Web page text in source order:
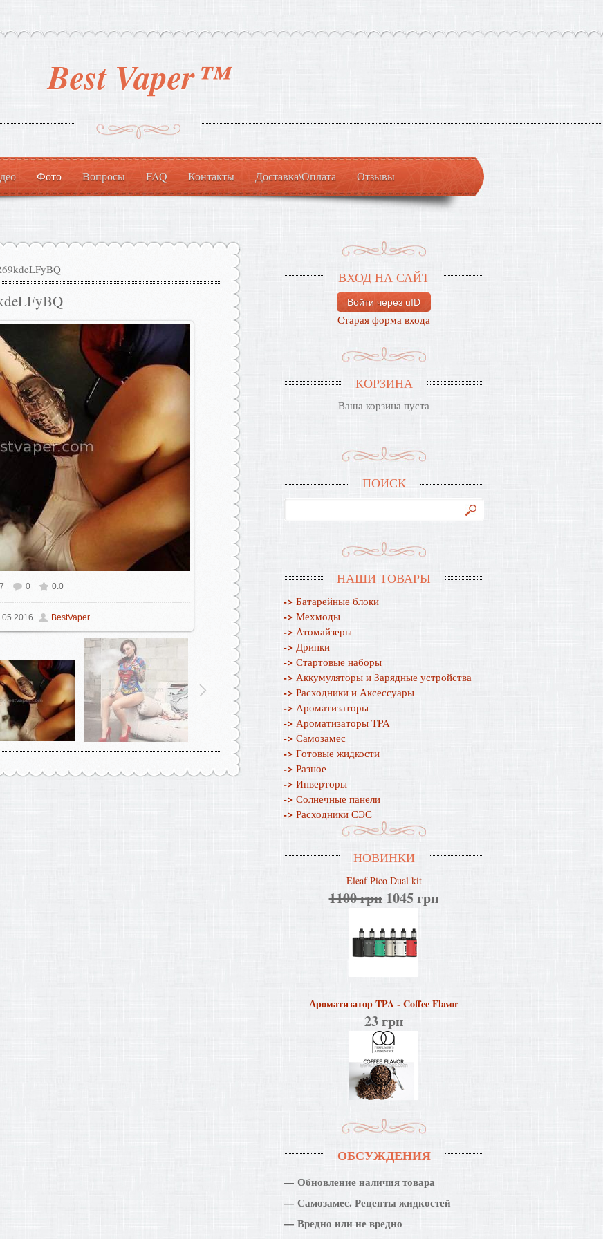
Best Vaper™
Фото Вопросы FAQ Контакты Доставка\Оплата Отзывы
750x536
0 0.0
BestVaper
ВХОД НА САЙТ
Войти через uID
Старая форма входа
КОРЗИНА
Ваша корзина пуста
ПОИСК
НАШИ ТОВАРЫ
-> Батарейные блоки
-> Мехмоды
-> Атомайзеры
-> Дрипки
-> Стартовые наборы
-> Аккумуляторы и Зарядные устройства
-> Расходники и Аксессуары
-> Ароматизаторы
-> Ароматизаторы TPA
-> Самозамес
-> Готовые жидкости
-> Разное
-> Инверторы
-> Солнечные панели
-> Расходники СЭС
НОВИНКИ
Eleaf Pico Dual kit
1100 грн 1045 грн
Ароматизатор TPA - Coffee Flavor
23 грн
ОБСУЖДЕНИЯ
Обновление наличия товара
Самозамес. Рецепты жидкостей
Вредно или не вредно